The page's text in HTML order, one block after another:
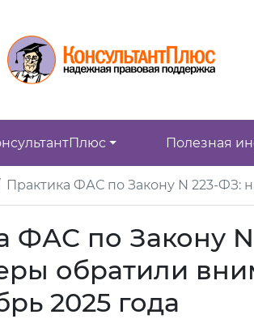
Полезная
Практика ФАС по Закону N 223-ФЗ:
ФАС по Закону
обратили
2025 года